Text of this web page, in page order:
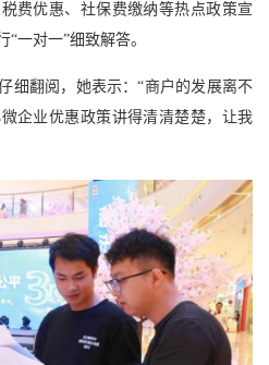
费优惠、社保费缴纳等热点政策宣
一对一”细致解答。
细翻阅，她表示：“商户的发展离不
企业优惠政策讲得清清楚楚，让我